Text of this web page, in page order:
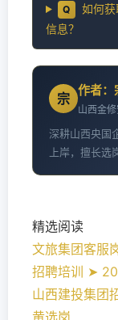
Q
如何
信息？
宗
作者：
山西金
深耕山西央国
上岸，擅长选
精选阅读
文旅集团客服
招聘培训 ➤
山西建投集团